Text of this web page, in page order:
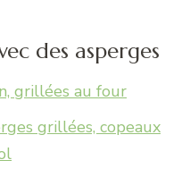
des asperges
grillées au four
grillées, copeaux